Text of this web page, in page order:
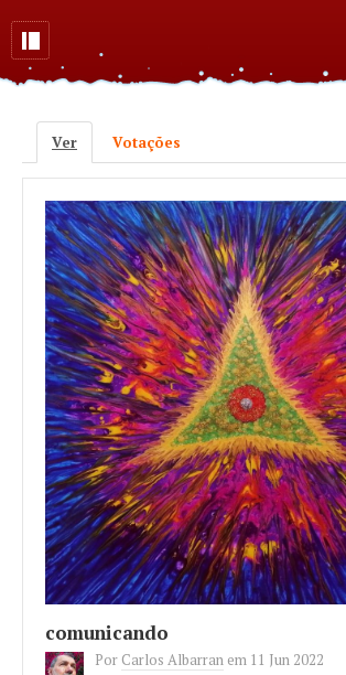
Primary tabs
Ver (active tab)
Votações
comunicando
Por Carlos Albarran em 11 Jun 2022